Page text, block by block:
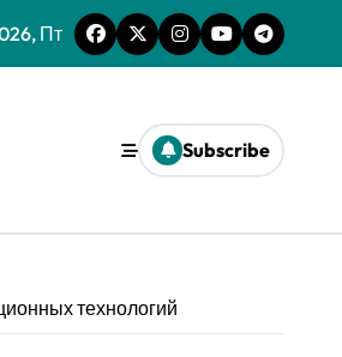
речи
системах
Пт
Subscribe
технологий